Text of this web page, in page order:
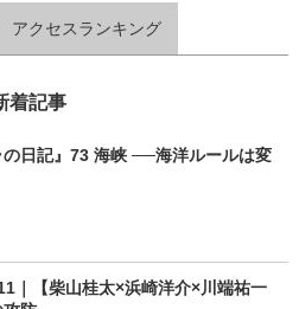
アクセスランキング
着記事
の日記』73 海峡 ──海洋ルールは変
｜【柴山桂太×浜崎洋介×川端祐一